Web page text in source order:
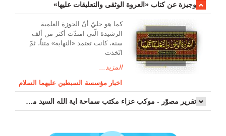
وجیزة عن کتاب «العروة الوثقی والتعلیقات علیها»
کما هو جليّ أنّ الحوزة العلمیة
الرشیدة الّتي امتدّت أكثر من ألف
سنة، كانت تعتمد «النهاية» متناً، ثمّ
اتّخذت
المزيد...
اخبار مؤسسة السبطين عليهما السلام
تقرير مصوّر - موكب عزاء مکتب سماحة اية الله السيد مرتضى الموسوي الاصفهاني في يوم إستشهاد السيدة فاطم...